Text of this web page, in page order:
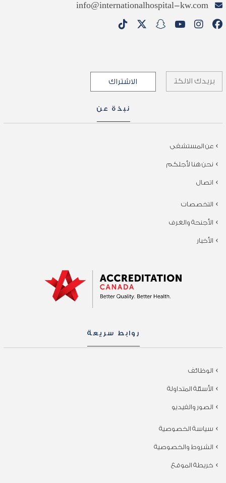
info@internationalhospital-kw.com
نبذة عن
عن المستشفى
نحن هنا لأجلكم
اتصال
التخصصات
الأجنحة والغرف
الأخبار
روابط سريعة
الوظائف
الأسئلة المتداولة
الصور والفيديو
سياسة الخصوصية
الشروط والخصوصية
خريطة الموقع